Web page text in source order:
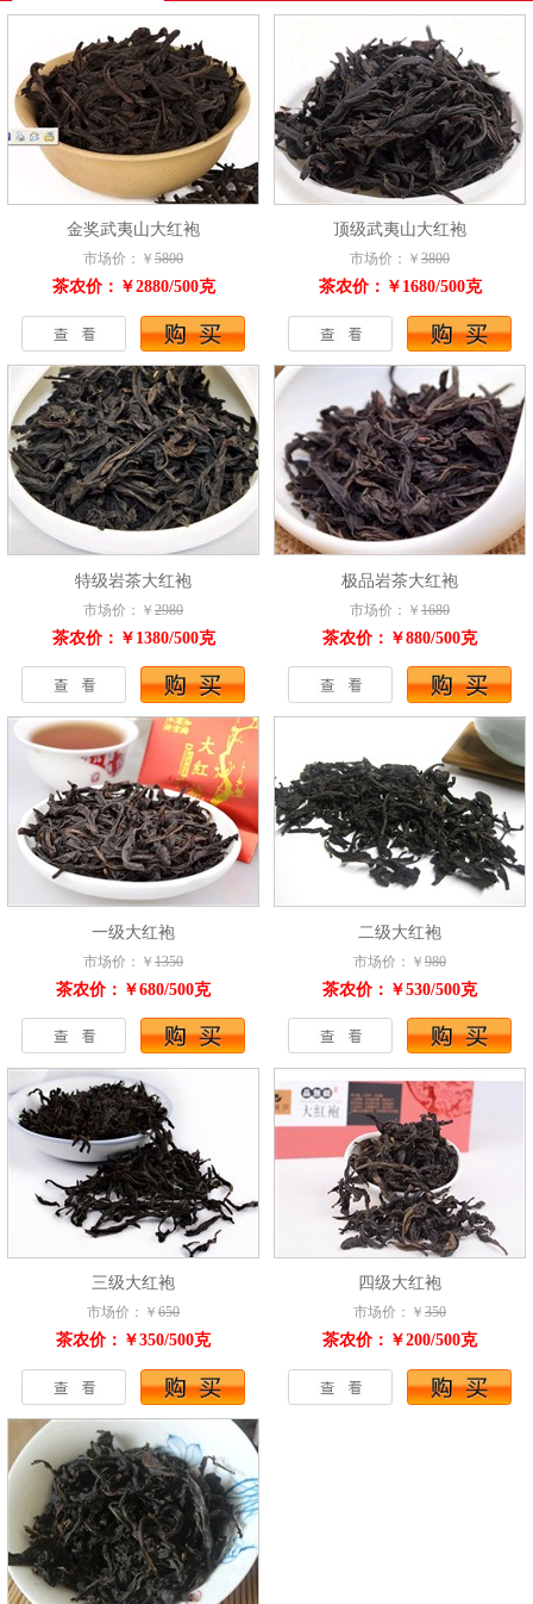
金奖武夷山大红袍
市场价：￥ 5800
茶农价：￥2880/500克
顶级武夷山大红袍
市场价：￥ 3800
茶农价：￥1680/500克
特级岩茶大红袍
市场价：￥ 2980
茶农价：￥1380/500克
极品岩茶大红袍
市场价：￥ 1680
茶农价：￥880/500克
一级大红袍
市场价：￥ 1350
茶农价：￥680/500克
二级大红袍
市场价：￥ 980
茶农价：￥530/500克
三级大红袍
市场价：￥ 650
茶农价：￥350/500克
四级大红袍
市场价：￥ 350
茶农价：￥200/500克